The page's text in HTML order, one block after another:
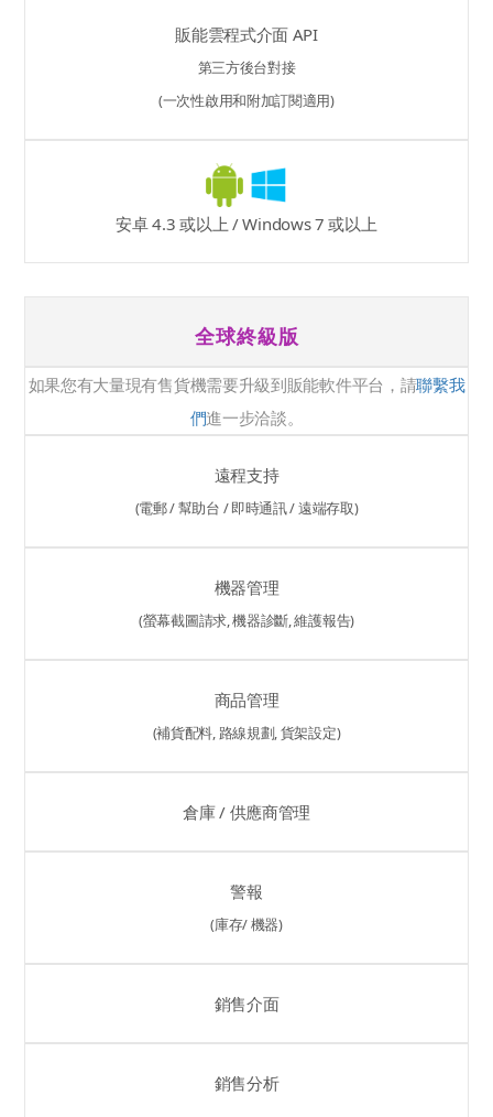
販能雲程式介面 API
第三方後台對接
(一次性啟用和附加訂閱適用)
安卓 4.3 或以上 / Windows 7 或以上
全球終級版
如果您有大量現有售貨機需要升級到販能軟件平台，請聯繫我
們進一步洽談。
遠程支持
(電郵 / 幫助台 / 即時通訊 / 遠端存取)
機器管理
(螢幕截圖請求, 機器診斷, 維護報告)
商品管理
(補貨配料, 路線規劃, 貨架設定)
倉庫 / 供應商管理
警報
(庫存/ 機器)
銷售介面
銷售分析